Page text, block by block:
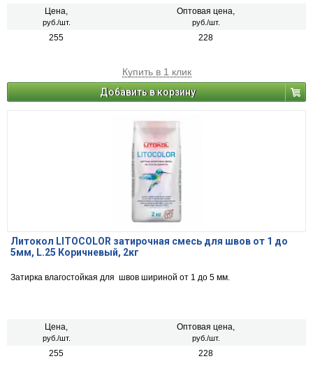
Цена,
руб./шт.
Оптовая цена,
руб./шт.
255 228
Купить в 1 клик
Добавить в корзину
Литокол LITOCOLOR затирочная смесь для швов от 1 до
5мм, L.25 Коричневый, 2кг
Затирка влагостойкая для швов шириной от 1 до 5 мм.
Цена,
руб./шт.
Оптовая цена,
руб./шт.
255 228